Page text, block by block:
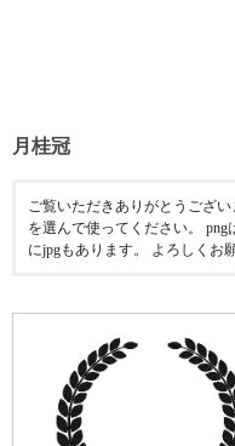
月桂冠
ご覧いただきありがとうござ
を選んで使ってください。
にjpgもあります。 よろしくお